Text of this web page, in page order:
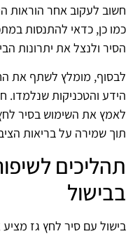
חשוב לעקוב אחר הוראות
כמו כן, כדאי להתנסות
הסיר ולנצל את יתרונות
לבסוף, מומלץ לשתף את
הידע והטכניקות שנלמדו.
לאמץ את השימוש בסיר
תוך שמירה על בריאות
תהליכים
בבישול
בישול עם סיר לחץ גז